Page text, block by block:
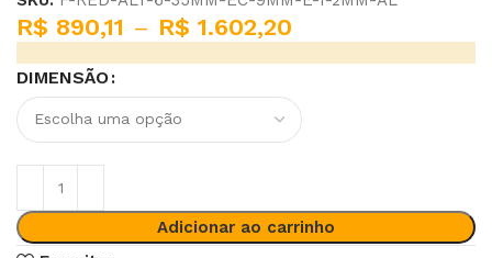
R$ 890,11 – R$ 1.602,20
DIMENSÃO
Adicionar ao carrinho